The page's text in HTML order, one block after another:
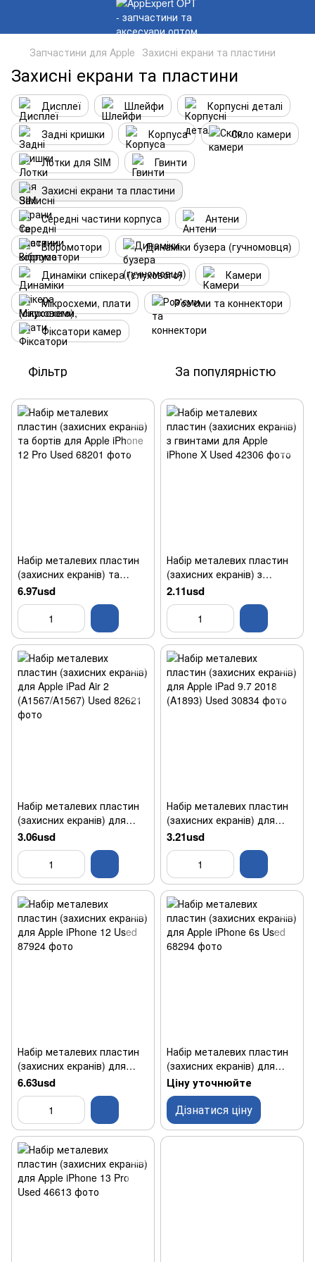
Запчастини для Apple Захисні екрани та пластини
Захисні екрани та пластини
Дисплеї Шлейфи
Корпусні деталі
Задні кришки
Корпуса
Скло камери
Лотки для SIM
Гвинти
Захисні екрани та пластини
Середні частини корпуса
Антени
Вібромотори
Динаміки бузера (гучномовця)
Динаміки спікера (слухового)
Камери
Мікросхеми, плати
Роз'єми та коннектори
Фіксатори камер
Фільтр За популярністю
Набір металевих пластин
(захисних екранів) та
бортів для Apple iPhone 12
Pro Used
6.97usd
Набір металевих пластин
(захисних екранів) з
гвинтами для Apple iPhone
X Used
2.11usd
Набір металевих пластин
(захисних екранів) для
Apple iPad Air 2
(A1567/A1567) Used
3.06usd
Набір металевих пластин
(захисних екранів) для
Apple iPad 9.7 2018 (A1893)
Used
3.21usd
Набір металевих пластин
(захисних екранів) для
Apple iPhone 12 Used
6.63usd
Набір металевих пластин
(захисних екранів) для
Apple iPhone 6s Used
Ціну уточнюйте
Дізнатися ціну